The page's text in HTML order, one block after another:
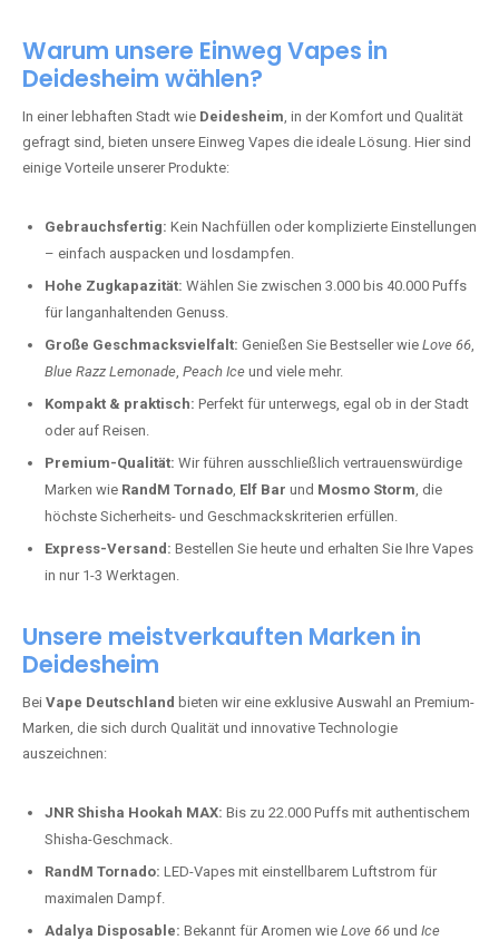
Warum unsere Einweg Vapes in
Deidesheim wählen?
In einer lebhaften Stadt wie Deidesheim, in der Komfort und Qualität
gefragt sind, bieten unsere Einweg Vapes die ideale Lösung. Hier sind
einige Vorteile unserer Produkte:
Gebrauchsfertig: Kein Nachfüllen oder komplizierte Einstellungen
– einfach auspacken und losdampfen.
Hohe Zugkapazität: Wählen Sie zwischen 3.000 bis 40.000 Puffs
für langanhaltenden Genuss.
Große Geschmacksvielfalt: Genießen Sie Bestseller wie Love 66,
Blue Razz Lemonade, Peach Ice und viele mehr.
Kompakt & praktisch: Perfekt für unterwegs, egal ob in der Stadt
oder auf Reisen.
Premium-Qualität: Wir führen ausschließlich vertrauenswürdige
Marken wie RandM Tornado, Elf Bar und Mosmo Storm, die
höchste Sicherheits- und Geschmackskriterien erfüllen.
Express-Versand: Bestellen Sie heute und erhalten Sie Ihre Vapes
in nur 1-3 Werktagen.
Unsere meistverkauften Marken in
Deidesheim
Bei Vape Deutschland bieten wir eine exklusive Auswahl an Premium-
Marken, die sich durch Qualität und innovative Technologie
auszeichnen:
JNR Shisha Hookah MAX: Bis zu 22.000 Puffs mit authentischem
Shisha-Geschmack.
RandM Tornado: LED-Vapes mit einstellbarem Luftstrom für
maximalen Dampf.
Adalya Disposable: Bekannt für Aromen wie Love 66 und Ice